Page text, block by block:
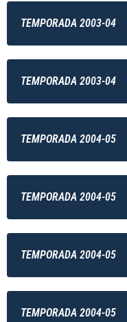
TEMPORADA 2003-04
TEMPORADA 2003-04
TEMPORADA 2004-05
TEMPORADA 2004-05
TEMPORADA 2004-05
TEMPORADA 2004-05